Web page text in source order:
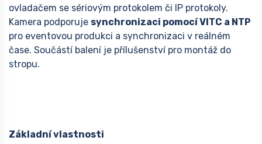
ovladačem se sériovým protokolem či IP protokoly.
Kamera podporuje synchronizaci pomocí VITC a NTP
pro eventovou produkci a synchronizaci v reálném
čase. Součástí balení je přílušenství pro montáž do
stropu.
Základní vlastnosti